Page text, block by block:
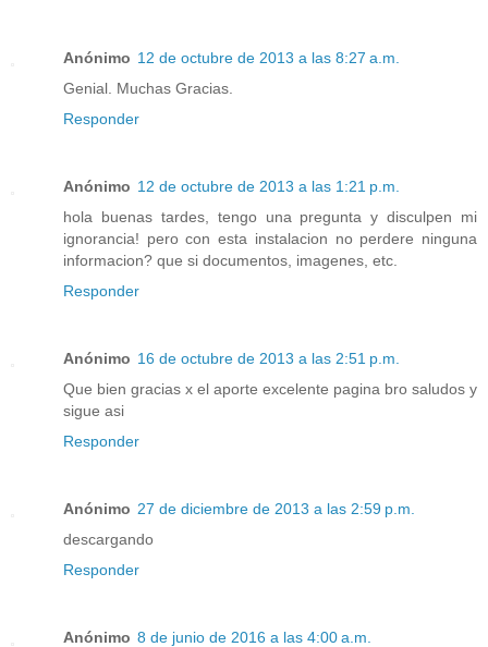
Anónimo 12 de octubre de 2013 a las 8:27 a.m.
Genial. Muchas Gracias.
Responder
Anónimo 12 de octubre de 2013 a las 1:21 p.m.
hola buenas tardes, tengo una pregunta y disculpen mi
ignorancia! pero con esta instalacion no perdere ninguna
informacion? que si documentos, imagenes, etc.
Responder
Anónimo 16 de octubre de 2013 a las 2:51 p.m.
Que bien gracias x el aporte excelente pagina bro saludos y
sigue asi
Responder
Anónimo 27 de diciembre de 2013 a las 2:59 p.m.
descargando
Responder
Anónimo 8 de junio de 2016 a las 4:00 a.m.